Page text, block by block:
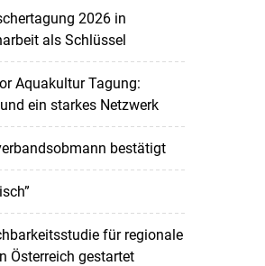
2026 in
als Schlüssel
Aquakultur Tagung:
ein starkes Netzwerk
bestätigt
für regionale
Österreich gestartet